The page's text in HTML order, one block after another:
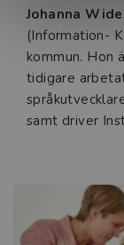
Johanna
(Information-
kommun. Hon
tidigare
samt driver